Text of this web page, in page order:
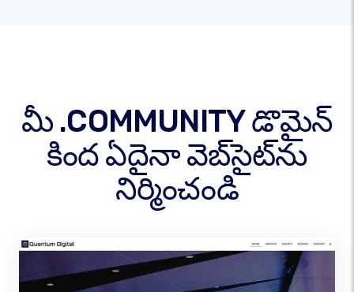
మీ .COMMUNITY డొమైన్
కింద ఏదైనా వెబ్‌సైట్‌ను
నిర్మించండి